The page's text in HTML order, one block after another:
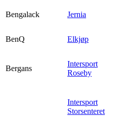
Bengalack Jernia
BenQ
Elkjøp
Bergans
Intersport
Roseby
Intersport
Storsenteret